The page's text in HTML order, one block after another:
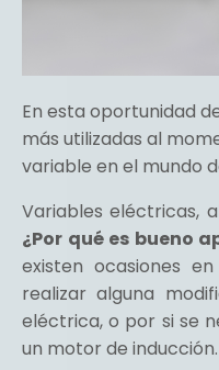
En esta oportunidad
más utilizadas al
variable en el mundo
Variables eléctricas,
¿Por qué es bueno
existen ocasiones
realizar alguna
eléctrica, o por si se
un motor de inducción.